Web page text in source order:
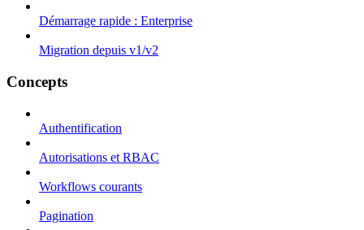
Démarrage rapide : Enterprise
Migration depuis v1/v2
Concepts
Authentification
Autorisations et RBAC
Workflows courants
Pagination